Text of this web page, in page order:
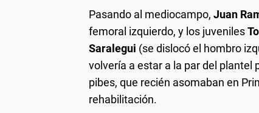
Pasando al mediocampo, Juan
femoral izquierdo, y los juveniles
Saralegui (se dislocó el hombro
volvería a estar a la par del plantel
pibes, que recién asomaban en
rehabilitación.